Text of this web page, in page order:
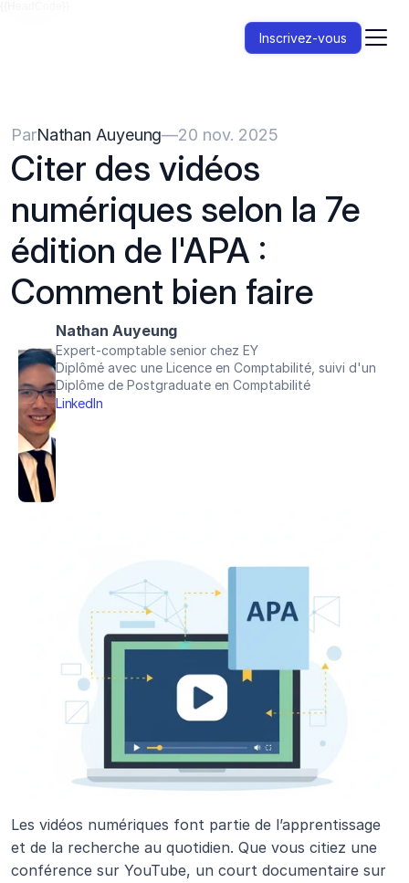
Inscrivez-vous
ParNathan Auyeung—20 nov. 2025
Citer des vidéos
numériques selon la 7e
édition de l'APA :
Comment bien faire
Nathan Auyeung
Expert-comptable senior chez EY
Diplômé avec une Licence en Comptabilité, suivi d'un
Diplôme de Postgraduate en Comptabilité
LinkedIn
Les vidéos numériques font partie de l’apprentissage
et de la recherche au quotidien. Que vous citiez une
conférence sur YouTube, un court documentaire sur